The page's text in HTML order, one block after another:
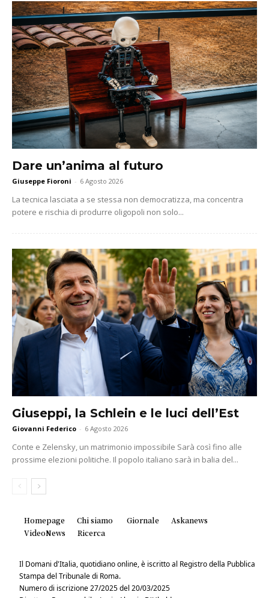
Dare un’anima al futuro
Giuseppe Fioroni - 6 Agosto 2026
La tecnica lasciata a se stessa non democratizza, ma concentra
potere e rischia di produrre oligopoli non solo...
Giuseppi, la Schlein e le luci dell’Est
Giovanni Federico - 6 Agosto 2026
Conte e Zelensky, un matrimonio impossibile Sarà così fino alle
prossime elezioni politiche. Il popolo italiano sarà in balia del...
Homepage Chi siamo Giornale
Askanews
VideoNews
Ricerca
Il Domani d'Italia, quotidiano online, è iscritto al Registro della Pubblica
Stampa del Tribunale di Roma.
Numero di iscrizione 27/2025 del 20/03/2025